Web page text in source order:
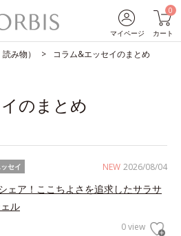
マイページ
0
カート
み物） コラム&エッセイのまとめ
のまとめ
NEW 2026/08/04
セイ
ェア！ここちよさを追求したサラサ
ル
0 view